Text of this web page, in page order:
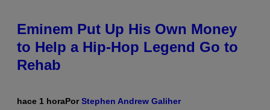
Eminem Put Up His Own Money
to Help a Hip-Hop Legend Go to
Rehab
hace 1 horaPorStephen Andrew Galiher